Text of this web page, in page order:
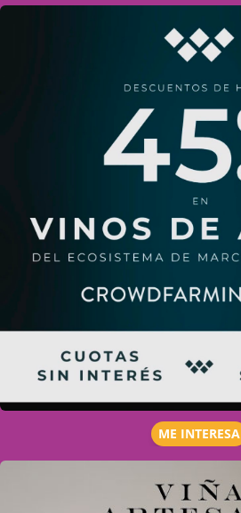
ME INTERESA